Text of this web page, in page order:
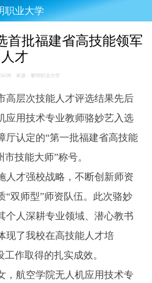
职业大学
首批福建省高技能领军
人才
来源：黎明职业大学
高层次技能人才评选结果先后
应用技术专业教师骆妙艺入选
厅认定的“第一批福建省高技能
技能大师”称号。
人才强校战略，不断创新师资
“双师型”师资队伍。此次骆妙
个人深耕专业领域、潜心教书
现了我校在高技能人才培
作取得的扎实成效。
，航空学院无人机应用技术专